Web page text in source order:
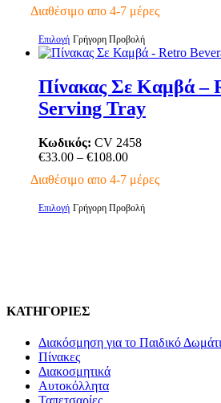
επιλεγούν
σελίδα
του
€33.00
€108.00
Διαθέσιμο απο 4-7 μέρες
Επιλογή Αυτό
το
πολλαπλές
παραλλαγές.
επιλογές
μπορούν
επιλεγούν
σελίδα
Γρήγορη Προβολή
Πίνακας Σε Καμβά –
Serving Tray
Κωδικός: CV 2458
€33.00 – €108.00Price
€33.00
€108.00
Διαθέσιμο απο 4-7 μέρες
Επιλογή Αυτό
επιλογές
επιλεγούν
στη
σελίδα
του
Γρήγορη Προβολή
ΚΑΤΗΓΟΡΙΕΣ
Διακόσμηση για το Παιδικό
Πίνακες
Διακοσμητικά
Αυτοκόλλητα